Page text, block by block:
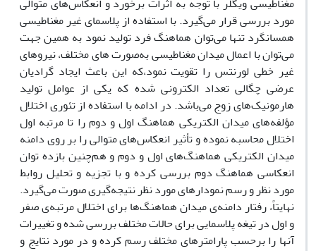
مورد بررسی قرار می‌گیرد. با استفاده از پلاسمای غیر مغناطیسی
همسانگرد تنها می‌توان هماهنگ فرد تولید نمود به همین جهت
می‌توان با اعمال میدان مغناطیسی به‌صورت های مختلف، نیروهای
غیر خطی لورنتس را تقویت نمود،که این باعث ایجاد گرادیان
عرضی چگالی تعداد الکترونی شده که یکی از عوامل تولید
هارمونیک‌های زوج می‌باشد. در ادامه با استفاده از تئوری اختلال
مؤلفه‌های میدان الکتریکی هماهنگ اول و دوم را تا مرتبه اول
اختلال محاسبه نموده و تأثیر انعکاس‌های متوالی را بر روی دامنه
میدان الکتریکی هماهنگ‌های اول و دوم و هم‌چنین بازده توان
انعکاسی هماهنگ دوم بررسی کرده و با تجزیه و تحلیل روابط
مورد نظر و رسم نمودارهای مورد نظر نتیجه‌گیری صورت می‌گیرد.
نهایتاً، رفتار دامنه‌ی میدان هماهنگ‌ها برای اختلال مرتبه‌ی صفر
و اول در تیغه پلاسمایی برای حالات مختلف بررسی شده و تغییرات
آنها را برحسب پارامترهای مختلف رسم کرده و در مورد نتایج و